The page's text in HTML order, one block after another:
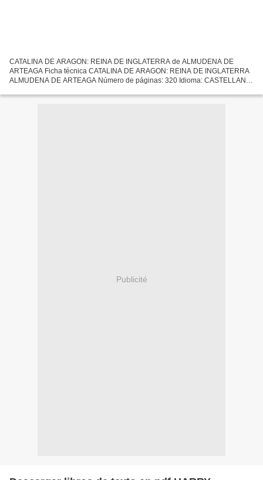
CATALINA DE ARAGON: REINA DE INGLATERRA de ALMUDENA DE
ARTEAGA Ficha técnica CATALINA DE ARAGON: REINA DE INGLATERRA
ALMUDENA DE ARTEAGA Número de páginas: 320 Idioma: CASTELLANO
ESFERA...
Publicité